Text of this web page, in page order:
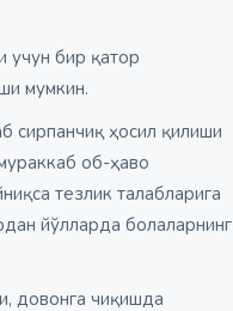
учун бир қатор
мумкин.
сирпанчиқ ҳосил қилиши
об-ҳаво
тезлик талабларига
йўлларда болаларнинг
довонга чиқишда